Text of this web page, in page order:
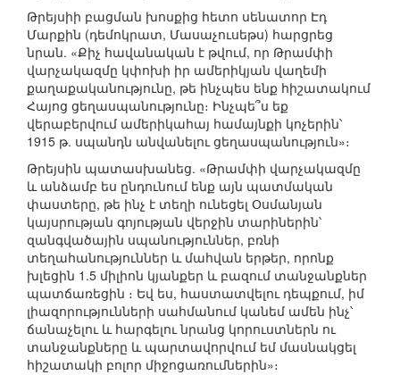
Թրեյսիի բացման խոսքից հետո սենատոր Էդ
Մարքին (դեմոկրատ, Մասաչուսեթս) հարցրեց
նրան. «Քիչ հավանական է թվում, որ Թրամփի
վարչակազմը կփոխի իր ամերիկյան վաղեմի
քաղաքականությունը, թե ինչպես ենք հիշատակում
Հայոց ցեղասպանությունը։ Ինչպե՞ս եք
վերաբերվում ամերիկահայ համայնքի կոչերին՝
1915 թ. սպանդն անվանելու ցեղասպանություն»։
Թրեյսին պատասխանեց. «Թրամփի վարչակազմը
և անձամբ ես ընդունում ենք այն պատմական
փաստերը, թե ինչ է տեղի ունեցել Օսմանյան
կայսրության գոյության վերջին տարիներին՝
զանգվածային սպանություններ, բռնի
տեղահանություններ և մահվան երթեր, որոնք
խլեցին 1.5 միլիոն կյանքեր և բազում տանջանքներ
պատճառեցին ։ Եվ ես, հաստատվելու դեպքում, իմ
լիազորությունների սահմանում կանեմ ամեն ինչ՝
ճանաչելու և հարգելու նրանց կորուստներն ու
տանջանքները և պարտավորվում եմ մասնակցել
հիշատակի բոլոր միջոցառումներին»։